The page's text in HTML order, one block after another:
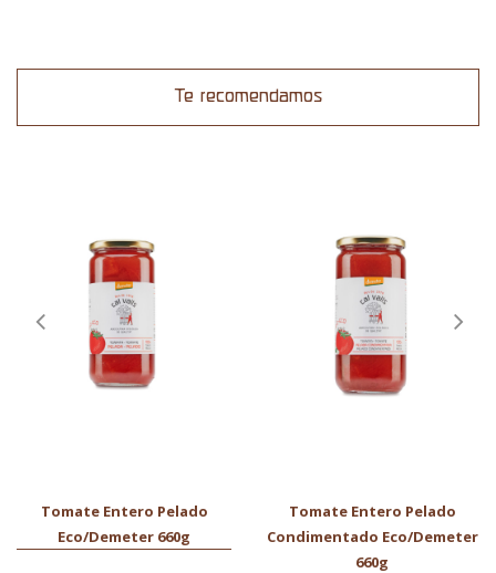
Te recomendamos
Tomate Entero Pelado
Eco/Demeter 660g
Tomate Entero Pelado
Condimentado Eco/Demeter
660g